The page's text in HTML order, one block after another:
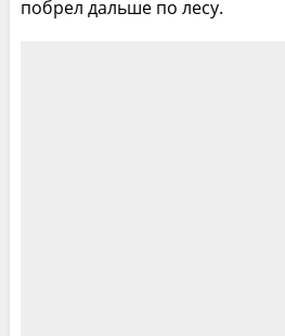
побрел дальше по лесу.